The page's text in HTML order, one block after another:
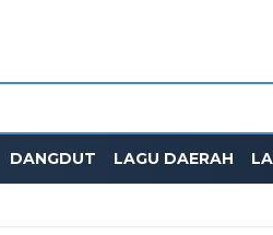
DANGDUT LAGU DAERAH